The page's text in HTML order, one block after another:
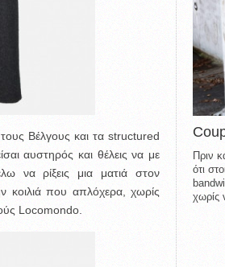
Βέλγους και τα structured
αυστηρός και θέλεις να με
να ρίξεις μια ματιά στον
κοιλιά που απλόχερα, χωρίς
Locomondo.
Πριν
ότι
χωρίς